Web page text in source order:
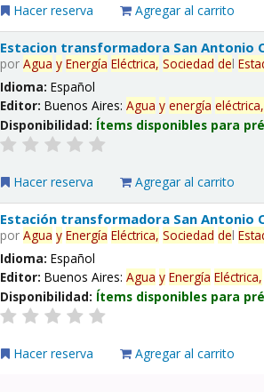
Hacer reserva Agregar al carrito
Estacion transformadora San Antonio
porAgua y Energía Eléctrica, Sociedad del
Idioma:Español
Editor:Buenos Aires:Agua y energía eléctrica,
Disponibilidad: Ítems disponibles para
Hacer reserva Agregar al carrito
Estación transformadora San Antonio
porAgua y Energía Eléctrica, Sociedad del
Idioma:Español
Editor:Buenos Aires:Agua y Energía Eléctrica,
Disponibilidad: Ítems disponibles para
Hacer reserva Agregar al carrito